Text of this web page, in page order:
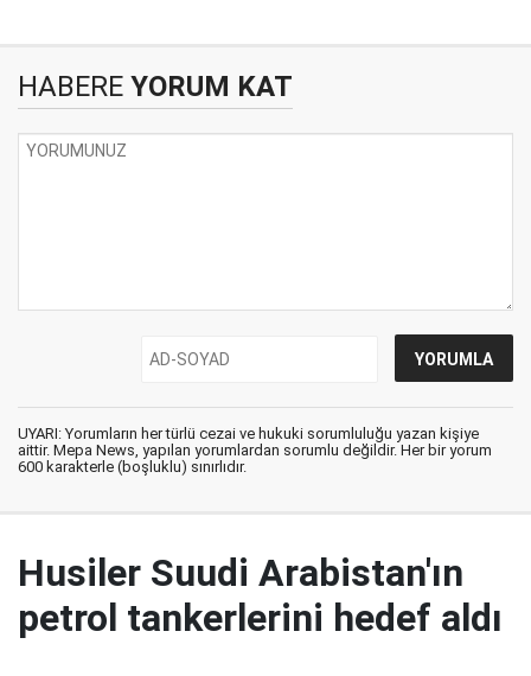
HABERE YORUM KAT
UYARI: Yorumların her türlü cezai ve hukuki sorumluluğu yazan kişiye
aittir. Mepa News, yapılan yorumlardan sorumlu değildir. Her bir yorum
600 karakterle (boşluklu) sınırlıdır.
Husiler Suudi Arabistan'ın
petrol tankerlerini hedef aldı